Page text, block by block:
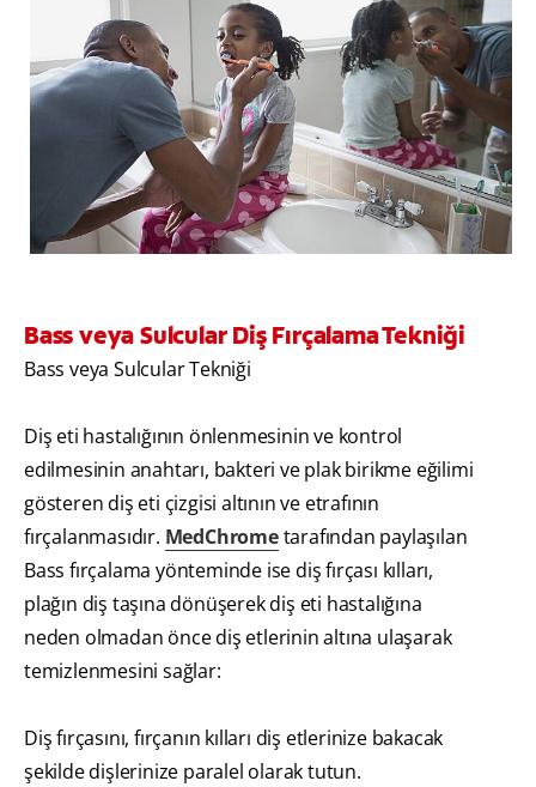
TR (TR)
KAYIT OL
Bass veya Sulcular Diş Fırçalama Tekniği
Bass veya Sulcular Tekniği
Diş eti hastalığının önlenmesinin ve kontrol
edilmesinin anahtarı, bakteri ve plak birikme eğilimi
gösteren diş eti çizgisi altının ve etrafının
fırçalanmasıdır. MedChrometarafından paylaşılan
Bass fırçalama yönteminde ise diş fırçası kılları,
plağın diş taşına dönüşerek diş eti hastalığına
neden olmadan önce diş etlerinin altına ulaşarak
temizlenmesini sağlar:
Diş fırçasını, fırçanın kılları diş etlerinize bakacak
şekilde dişlerinize paralel olarak tutun.